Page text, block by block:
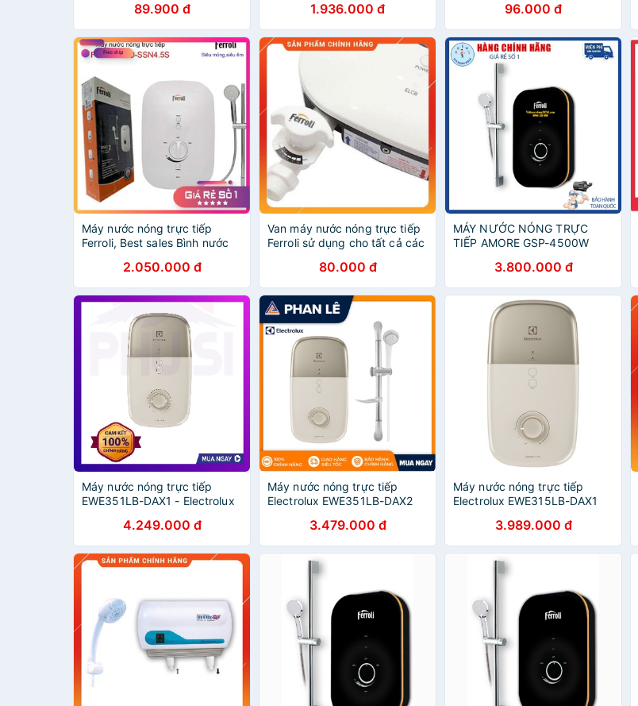
89.900 đ 1.936.000 đ 96.000 đ
Máy nước nóng trực tiếp
Ferroli, Best sales Bình nước
SSN 4.5S không bơm
2.050.000 đ
Van máy nước nóng trực tiếp
Ferroli sử dụng cho tất cả các
van khóa nước80.000 đ
MÁY NƯỚC NÓNG TRỰC
TIẾP AMORE GSP-4500W
3.800.000 đ
Máy nước nóng trực tiếp
EWE351LB-DAX1 - Electrolux
4.249.000 đ
Máy nước nóng trực tiếp
Electrolux EWE351LB-DAX2
3.479.000 đ
Máy nước nóng trực tiếp
Electrolux EWE315LB-DAX1
3.989.000 đ